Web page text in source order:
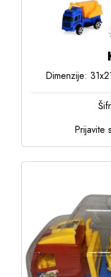
Dimenzije:
Prijavite